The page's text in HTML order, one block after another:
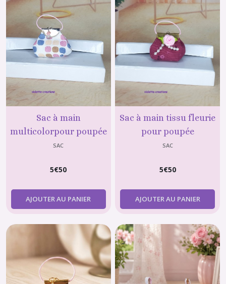
Sac à main
multicolorpour poupée
barbie, fashion royalty
SAC
5€50
AJOUTER AU PANIER
Sac à main tissu fleurie
pour poupée
barbie,fashion royalty
SAC
5€50
AJOUTER AU PANIER